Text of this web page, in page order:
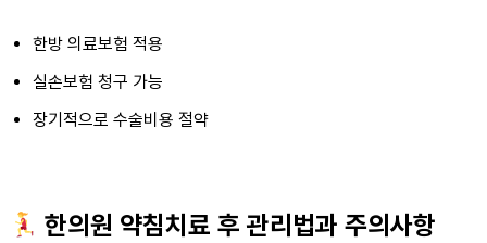
한방 의료보험 적용
실손보험 청구 가능
장기적으로 수술비용 절약
한의원 약침치료 후 관리법과 주의사항